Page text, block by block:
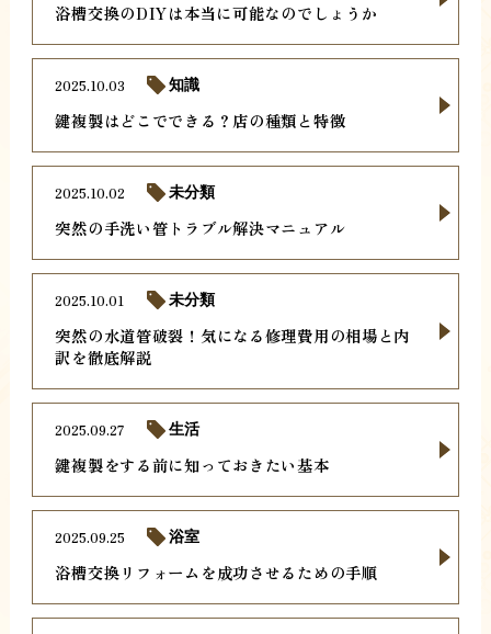
浴槽交換のDIYは本当に可能なのでしょうか
鍵複製はどこでできる？店の種類と特徴
2025.10.03 知識
突然の手洗い管トラブル解決マニュアル
2025.10.02 未分類
突然の水道管破裂！気になる修理費用の相場と内
訳を徹底解説
2025.10.01 未分類
鍵複製をする前に知っておきたい基本
2025.09.27 生活
浴槽交換リフォームを成功させるための手順
2025.09.25 浴室